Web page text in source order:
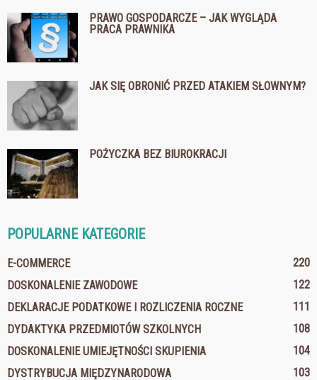
PRAWO GOSPODARCZE – JAK WYGLĄDA
PRACA PRAWNIKA
JAK SIĘ OBRONIĆ PRZED ATAKIEM SŁOWNYM?
POŻYCZKA BEZ BIUROKRACJI
POPULARNE KATEGORIE
E-COMMERCE
220
DOSKONALENIE ZAWODOWE
122
DEKLARACJE PODATKOWE I ROZLICZENIA ROCZNE
111
DYDAKTYKA PRZEDMIOTÓW SZKOLNYCH
108
DOSKONALENIE UMIEJĘTNOŚCI SKUPIENIA
104
DYSTRYBUCJA MIĘDZYNARODOWA
103